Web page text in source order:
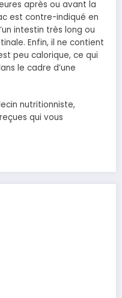
après ou avant la
est contre-indiqué en
intestin très long ou
Enfin, il ne contient
peu calorique, ce qui
le cadre d’une
nutritionniste,
qui vous